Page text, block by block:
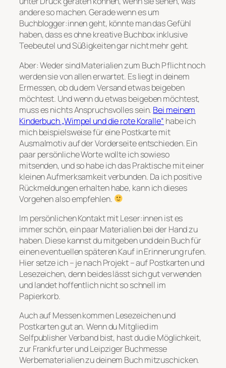
andere so machen. Gerade wenn es um
Buchblogger:innen geht, könnte man das Gefühl
haben, dass es ohne kreative Buchbox inklusive
Teebeutel und Süßigkeiten gar nicht mehr geht.
Aber: Weder sind Materialien zum Buch Pflicht noch
werden sie von allen erwartet. Es liegt in deinem
Ermessen, ob du dem Versand etwas beigeben
möchtest. Und wenn du etwas beigeben möchtest,
muss es nichts Anspruchsvolles sein. Bei meinem
Kinderbuch „Wimpel und die rote Koralle“ habe ich
mich beispielsweise für eine Postkarte mit
Ausmalmotiv auf der Vorderseite entschieden. Ein
paar persönliche Worte wollte ich sowieso
mitsenden, und so habe ich das Praktische mit einer
kleinen Aufmerksamkeit verbunden. Da ich positive
Rückmeldungen erhalten habe, kann ich dieses
Vorgehen also empfehlen.
Im persönlichen Kontakt mit Leser:innen ist es
immer schön, ein paar Materialien bei der Hand zu
haben. Diese kannst du mitgeben und dein Buch für
einen eventuellen späteren Kauf in Erinnerung rufen.
Hier setze ich – je nach Projekt – auf Postkarten und
Lesezeichen, denn beides lässt sich gut verwenden
und landet hoffentlich nicht so schnell im
Papierkorb.
Auch auf Messen kommen Lesezeichen und
Postkarten gut an. Wenn du Mitglied im
Selfpublisher Verband bist, hast du die Möglichkeit,
zur Frankfurter und Leipziger Buchmesse
Werbematerialien zu deinem Buch mitzuschicken.